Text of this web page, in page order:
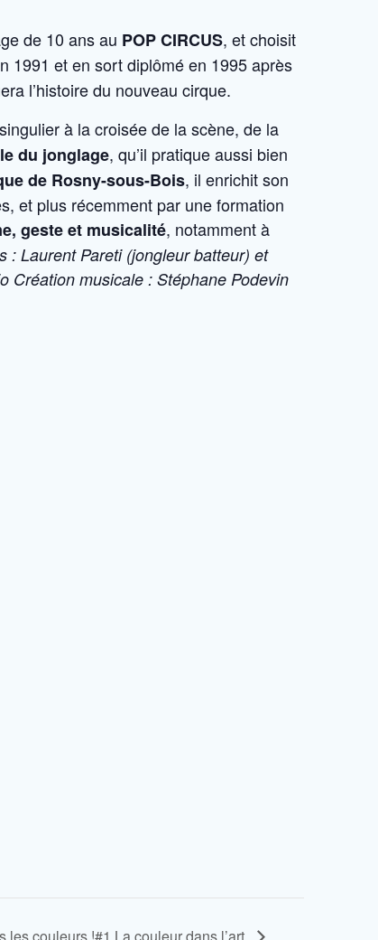
de 10 ans au POP CIRCUS, et choisit
1991 et en sort diplômé en 1995 après
l’histoire du nouveau cirque.
à la croisée de la scène, de la
du jonglage, qu’il pratique aussi bien
de Rosny-sous-Bois, il enrichit son
et plus récemment par une formation
geste et musicalité, notamment à
: Laurent Pareti (jongleur batteur) et
Création musicale : Stéphane Podevin
les couleurs !#1 La couleur dans l’art